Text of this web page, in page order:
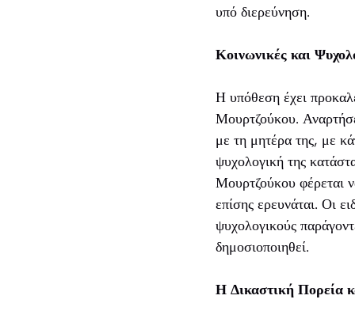
υπό διερεύνηση.
Κοινωνικές και
Η υπόθεση έχει
Μουρτζούκου.
με τη μητέρα της, με
ψυχολογική της
Μουρτζούκου φέρεται
επίσης ερευνάται. Οι
ψυχολογικούς
δημοσιοποιηθεί.
Η Δικαστική Πορεία